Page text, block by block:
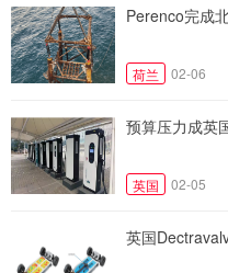
Perenco完成
荷兰 02-06
预算压力成英
英国 02-05
英国